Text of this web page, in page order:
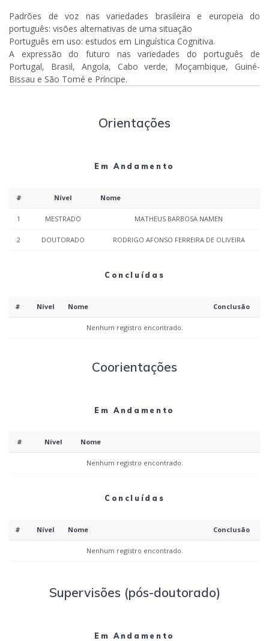
Padrões de voz nas variedades brasileira e europeia do
português: visões alternativas de uma situação
Português em uso: estudos em Linguística Cognitiva.
A expressão do futuro nas variedades do português de
Portugal, Brasil, Angola, Cabo verde, Moçambique, Guiné-
Bissau e São Tomé e Príncipe.
Orientações
Em Andamento
# Nível Nome
1 MESTRADO MATHEUS BARBOSA NAMEN
2 DOUTORADO RODRIGO AFONSO FERREIRA DE OLIVEIRA
Concluídas
# Nível Nome Conclusão
Nenhum registro encontrado.
Coorientações
Em Andamento
# Nível Nome
Nenhum registro encontrado.
Concluídas
# Nível Nome Conclusão
Nenhum registro encontrado.
Supervisões (pós-doutorado)
Em Andamento